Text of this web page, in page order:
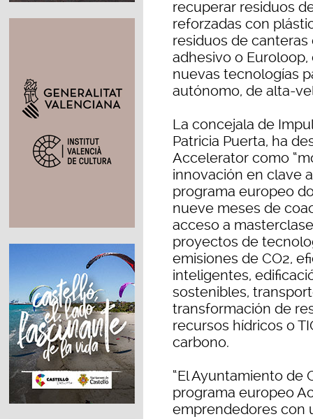
recuperar residuos
reforzadas con
residuos de
adhesivo o
nuevas tecnologías
autónomo, de alta-
La concejala de
Patricia Puerta, ha
Accelerator como
innovación en clave
programa europeo
nueve meses de
acceso a
proyectos de
emisiones de CO2,
inteligentes,
sostenibles,
transformación de
recursos hídricos o
carbono.
“El Ayuntamiento de
programa europeo
emprendedores con